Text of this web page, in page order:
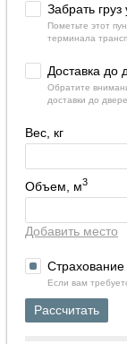
Забрать груз
Пометьте этот
терминала
Доставка до
Обратите
доставки до
Вес, кг
Объем, м3
Добавить место
Страхование
Если вам
Рассчитать